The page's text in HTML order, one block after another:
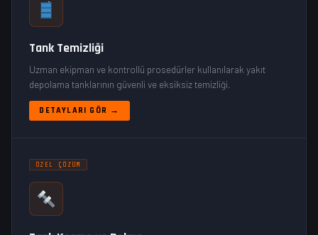
Tank Temizliği
Uzman ekipman ve kontrollü prosedürler kullanılarak yakıt
depolama tanklarının güvenli ve eksiksiz temizliği.
DETAYLARI GÖR →
ÖZEL ÇÖZÜM